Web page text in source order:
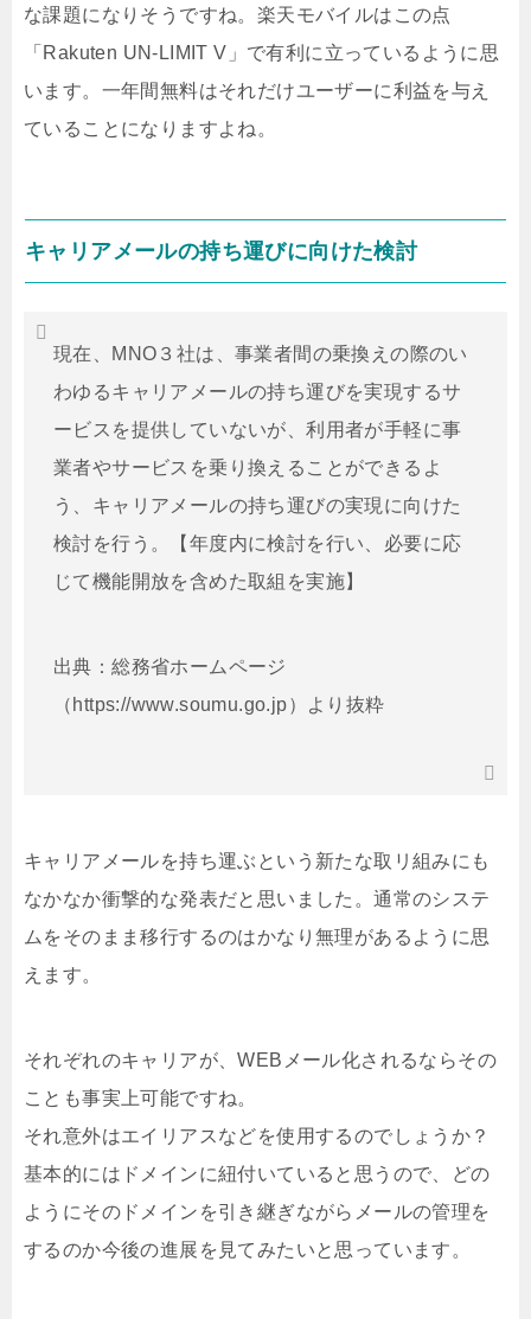
な課題になりそうですね。楽天モバイルはこの点
「Rakuten UN-LIMIT V」で有利に立っているように思
います。一年間無料はそれだけユーザーに利益を与え
ていることになりますよね。
キャリアメールの持ち運びに向けた検討
現在、MNO３社は、事業者間の乗換えの際のい
わゆるキャリアメールの持ち運びを実現するサ
ービスを提供していないが、利用者が手軽に事
業者やサービスを乗り換えることができるよ
う、キャリアメールの持ち運びの実現に向けた
検討を行う。【年度内に検討を行い、必要に応
じて機能開放を含めた取組を実施】
出典：総務省ホームページ
（https://www.soumu.go.jp）より抜粋
キャリアメールを持ち運ぶという新たな取リ組みにも
なかなか衝撃的な発表だと思いました。通常のシステ
ムをそのまま移行するのはかなり無理があるように思
えます。
それぞれのキャリアが、WEBメール化されるならその
ことも事実上可能ですね。
それ意外はエイリアスなどを使用するのでしょうか？
基本的にはドメインに紐付いていると思うので、どの
ようにそのドメインを引き継ぎながらメールの管理を
するのか今後の進展を見てみたいと思っています。